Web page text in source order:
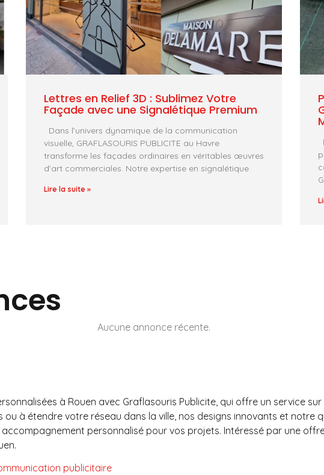
Lettres en Relief 3D : Sublimez Votre
Façade avec une Signalétique Premium
Dans l’univers dynamique de la communication
visuelle, GRAFLASOURIS PUBLICITE au Havre
transforme les façades ordinaires en véritables œuvres
d’art commerciales. Notre expertise en signalétique
Lire la suite »
Aucune annonce récente.
à Rouen avec Graflasouris Publicite, qui offre un service
à étendre votre réseau dans la ville, nos designs innovants et notre
accompagnement personnalisé pour vos projets. Intéressé par une
publicitaire